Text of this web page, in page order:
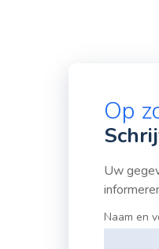
Op
Uw
Naam en